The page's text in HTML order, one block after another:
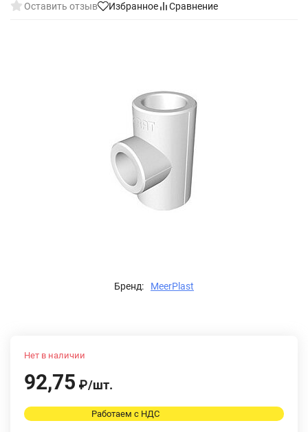
Оставить отзыв Избранное Сравнение
Бренд: MeerPlast
Нет в наличии
92,75 ₽/шт.
Работаем с НДС